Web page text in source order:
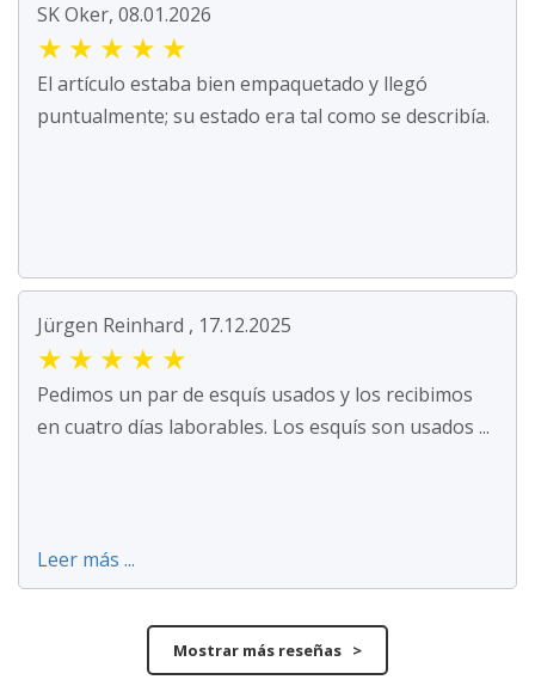
SK Oker, 08.01.2026
★ ★ ★ ★ ★
El artículo estaba bien empaquetado y llegó
puntualmente; su estado era tal como se describía.
Jürgen Reinhard , 17.12.2025
★ ★ ★ ★ ★
Pedimos un par de esquís usados y los recibimos
en cuatro días laborables. Los esquís son usados ...
Leer más ...
Mostrar más reseñas >